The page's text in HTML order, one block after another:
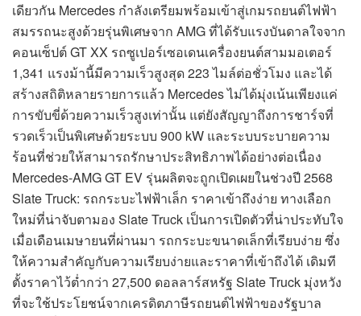
เดียวกัน Mercedes กำลังเตรียมพร้อมเข้าสู่เกมรถยนต์ไฟฟ้า
สมรรถนะสูงด้วยรุ่นพิเศษจาก AMG ที่ได้รับแรงบันดาลใจจาก
คอนเซ็ปต์ GT XX รถซูเปอร์เซอเดนเครื่องยนต์สามมอเตอร์
1,341 แรงม้านี้มีความเร็วสูงสุด 223 ไมล์ต่อชั่วโมง และได้
สร้างสถิติหลายรายการแล้ว Mercedes ไม่ได้มุ่งเน้นเพียงแค่
การขับขี่ด้วยความเร็วสูงเท่านั้น แต่ยังสัญญาถึงการชาร์จที่
รวดเร็วเป็นพิเศษด้วยระบบ 900 kW และระบบระบายความ
ร้อนที่ช่วยให้สามารถรักษาประสิทธิภาพได้อย่างต่อเนื่อง
Mercedes-AMG GT EV รุ่นผลิตจะถูกเปิดเผยในช่วงปี 2568
Slate Truck: รถกระบะไฟฟ้าเล็ก ราคาเข้าถึงง่าย ทางเลือก
ใหม่ที่น่าจับตามอง Slate Truck เป็นการเปิดตัวที่น่าประทับใจ
เมื่อเดือนเมษายนที่ผ่านมา รถกระบะขนาดเล็กที่เรียบง่าย ซึ่ง
ให้ความสำคัญกับความเรียบง่ายและราคาที่เข้าถึงได้ เดิมที
ตั้งราคาไว้ต่ำกว่า 27,500 ดอลลาร์สหรัฐ Slate Truck มุ่งหวัง
ที่จะใช้ประโยชน์จากเครดิตภาษีรถยนต์ไฟฟ้าของรัฐบาล